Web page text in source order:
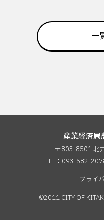
一
産業経済局
〒803-8501 北
TEL：093-582-
プライ
©2011 CITY OF